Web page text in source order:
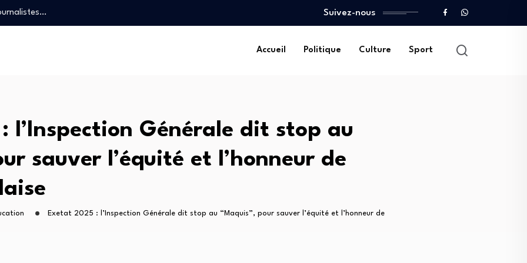
Bitasimwa Bahii…
un plan…
un plan…
Suivez-nous
Accueil Politique Culture Sport
l’Inspection Générale dit stop au
sauver l’équité et l’honneur de
Exetat 2025 : l’Inspection Générale dit stop au “Maquis”, pour sauver l’équité et l’honneur de